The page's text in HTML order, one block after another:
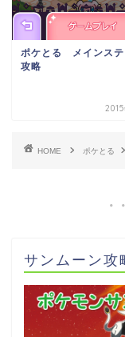
ポケとる メインステ
攻略
HOME ポケとる
サンムーン攻